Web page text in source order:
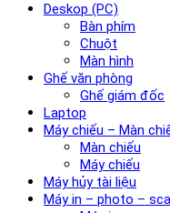
Deskop (PC)
Bàn phím
Chuột
Màn hình
Ghế văn phòng
Ghế giám đốc
Laptop
Máy chiếu – Màn
Màn chiếu
Máy chiếu
Máy hủy tài liệu
Máy in – photo –